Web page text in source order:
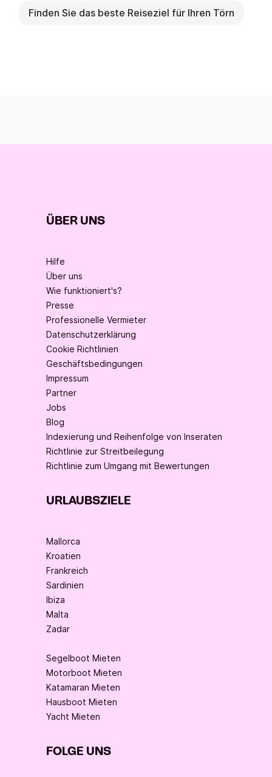
Finden Sie das beste Reiseziel für Ihren Törn
ÜBER UNS
Hilfe
Über uns
Wie funktioniert's?
Presse
Professionelle Vermieter
Datenschutzerklärung
Cookie Richtlinien
Geschäftsbedingungen
Impressum
Partner
Jobs
Blog
Indexierung und Reihenfolge von Inseraten
Richtlinie zur Streitbeilegung
Richtlinie zum Umgang mit Bewertungen
URLAUBSZIELE
Mallorca
Kroatien
Frankreich
Sardinien
Ibiza
Malta
Zadar
Segelboot Mieten
Motorboot Mieten
Katamaran Mieten
Hausboot Mieten
Yacht Mieten
FOLGE UNS